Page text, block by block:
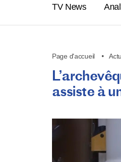
TV News
Page d'accueil
assiste à